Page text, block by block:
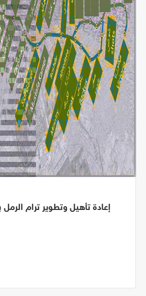
إعادة تأهيل وتطوير ترام الرمل